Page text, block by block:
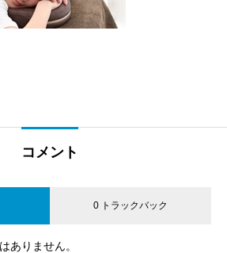
コメント
0 トラックバック
ありません。